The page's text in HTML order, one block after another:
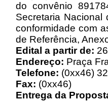
do convênio
Secretaria
conformidade com
de Referência,
Edital a partir de:
Endereço: Praça
Telefone: (0xx46)
Fax: (0xx46)
Entrega da